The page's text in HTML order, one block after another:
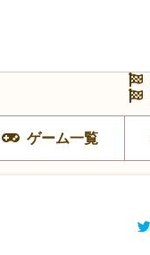
ゲーム一覧